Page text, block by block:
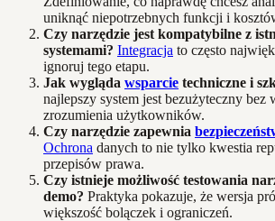
uniknąć niepotrzebnych funkcji i
Czy narzędzie jest kompatybilne z
systemami? Integracja to często
ignoruj tego etapu.
Jak wygląda wsparcie techniczne i
najlepszy system jest bezużyteczny bez
zrozumienia użytkowników.
Czy narzędzie zapewnia
Ochrona danych to nie tylko kwestia
przepisów prawa.
Czy istnieje możliwość testowania
demo? Praktyka pokazuje, że wersja
większość bolączek i ograniczeń.